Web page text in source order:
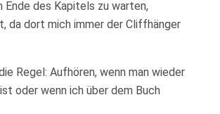
Ende des Kapitels zu warten,
da dort mich immer der Cliffhänger
Regel: Aufhören, wenn man wieder
oder wenn ich über dem Buch